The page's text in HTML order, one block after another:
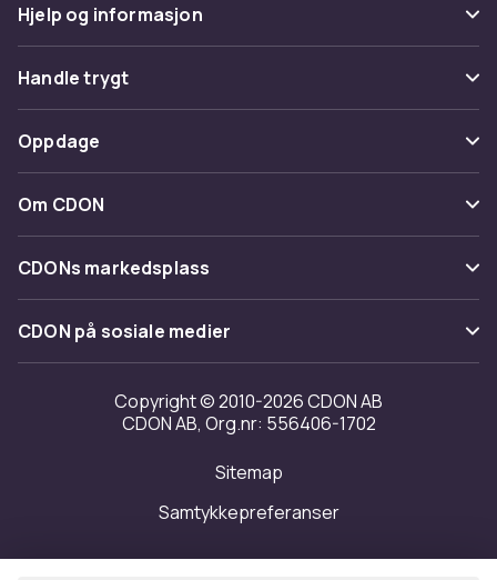
Hjelp og informasjon
Vanlige spørsmål
Spor pakke
Angre & returner her
Kontakt oss
Handle trygt
Betaling
Levering
Tilbakekallinger
Oppdage
Kategorier
Varemerker
Om CDON
Om oss
Kundeanmeldelser
Jobbe på CDON
Investor relations
Tilgjengelighet
CDONs markedsplass
Merchant Help Center
CDON på sosiale medier
Copyright © 2010-2026 CDON AB
CDON AB, Org.nr: 556406-1702
Sitemap
Samtykkepreferanser